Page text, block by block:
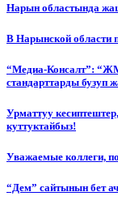
Нарын областында
В Нарынской области
“Медиа-Консалт”:
стандарттарды бузуп
Урматтуу
куттуктайбыз!
Уважаемые коллеги,
“Дем” сайтынын бет